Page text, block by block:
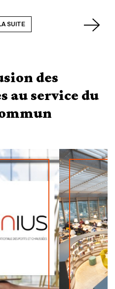
SUITE
des
au service du